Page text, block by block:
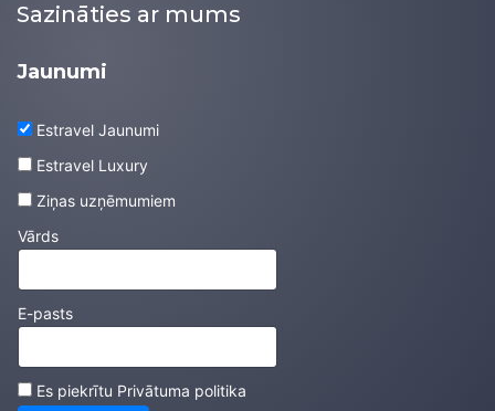
Sazināties ar mums
Jaunumi
Estravel Jaunumi
Estravel Luxury
Ziņas uzņēmumiem
Vārds
E-pasts
Es piekrītu Privātuma politika